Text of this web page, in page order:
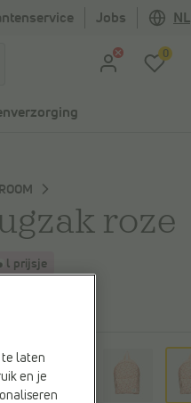
Jobs NL
0
roze
l prijsje
te laten
en je